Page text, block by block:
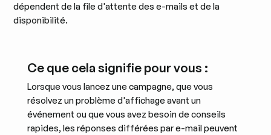
dépendent de la file d'attente des e-mails et de la
disponibilité.
Ce que cela signifie pour vous :
Lorsque vous lancez une campagne, que vous
résolvez un problème d'affichage avant un
événement ou que vous avez besoin de conseils
rapides, les réponses différées par e-mail peuvent